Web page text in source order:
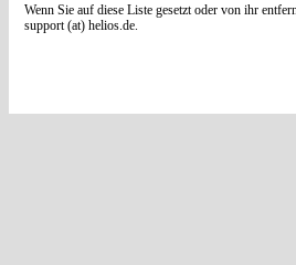
Wenn Sie auf diese Liste gesetzt oder von ihr
support (at) helios.de.